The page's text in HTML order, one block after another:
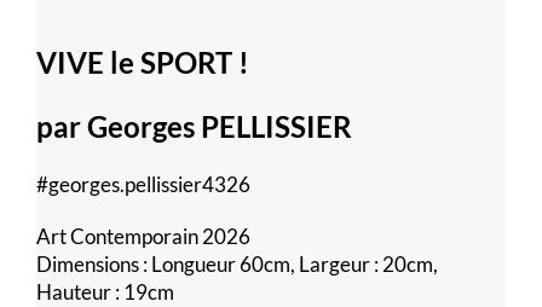
VIVE le SPORT !
par Georges PELLISSIER
#georges.pellissier4326
Art Contemporain 2026
Dimensions : Longueur 60cm, Largeur : 20cm,
Hauteur : 19cm